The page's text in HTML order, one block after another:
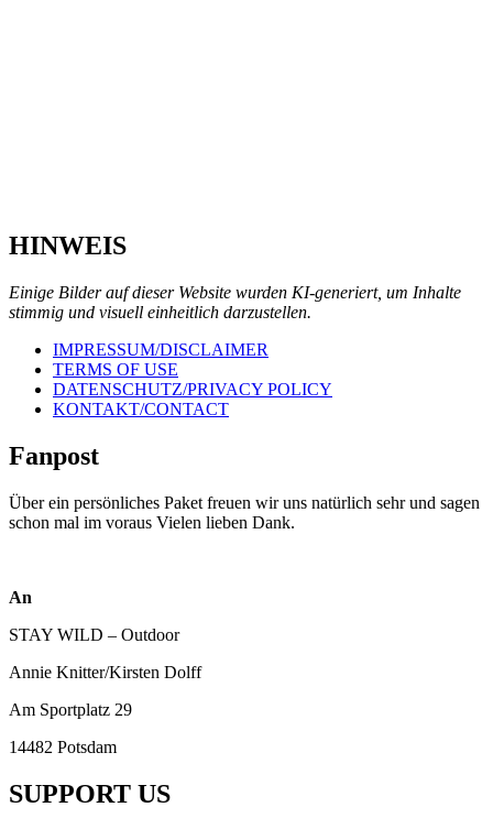
HINWEIS
Einige Bilder auf dieser Website wurden KI-generiert, um Inhalte
stimmig und visuell einheitlich darzustellen.
IMPRESSUM/DISCLAIMER
TERMS OF USE
DATENSCHUTZ/PRIVACY POLICY
KONTAKT/CONTACT
Fanpost
Über ein persönliches Paket freuen wir uns natürlich sehr und sagen
schon mal im voraus Vielen lieben Dank.
An
STAY WILD – Outdoor
Annie Knitter/Kirsten Dolff
Am Sportplatz 29
14482 Potsdam
SUPPORT US